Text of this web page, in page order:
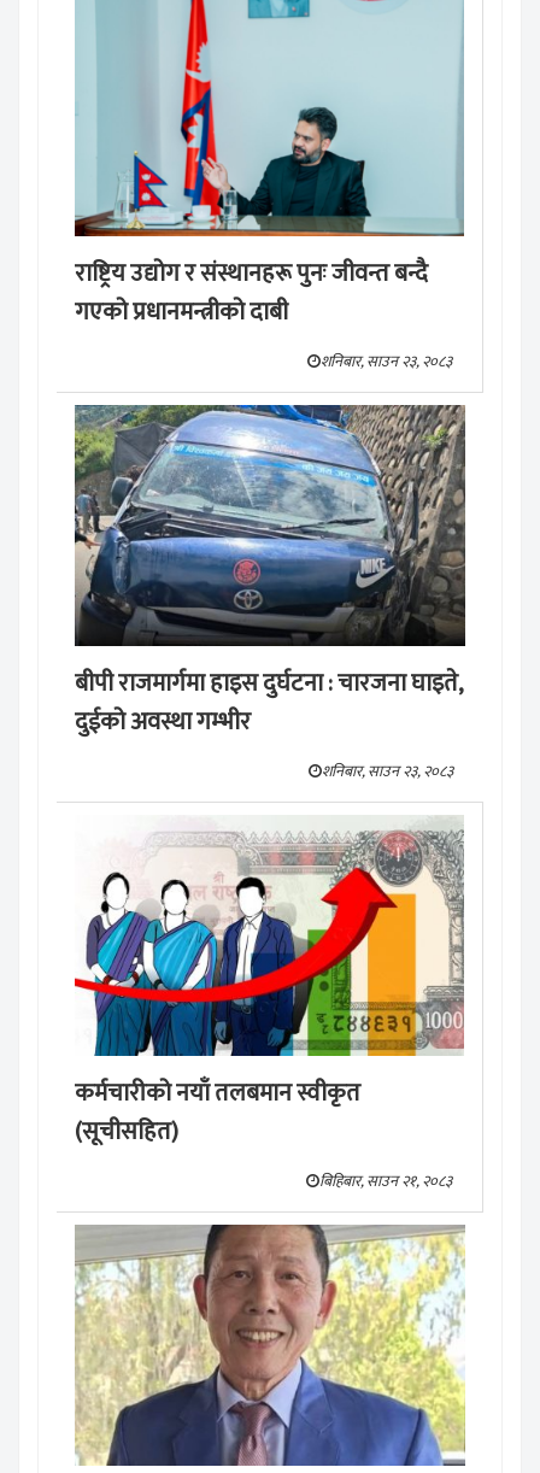
राष्ट्रिय उद्योग र संस्थानहरू पुनः जीवन्त बन्दै
गएको प्रधानमन्त्रीको दाबी
शनिबार, साउन २३, २०८३
बीपी राजमार्गमा हाइस दुर्घटना : चारजना घाइते,
दुईको अवस्था गम्भीर
शनिबार, साउन २३, २०८३
कर्मचारीको नयाँ तलबमान स्वीकृत
(सूचीसहित)
बिहिबार, साउन २१, २०८३